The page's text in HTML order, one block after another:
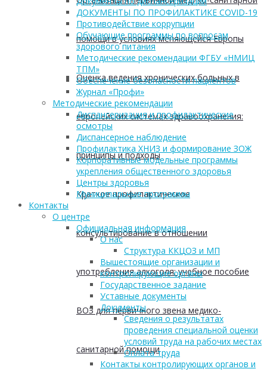
помощи в условиях меняющейся Европы
Оценка ведения хронических больных в
европейских системах здравоохранения:
принципы и подходы
Краткое профилактическое
консультирование в отношении
употребления алкоголя: учебное пособие
ВОЗ для первичного звена медико-
санитарной помощи
ДОКУМЕНТЫ ПО ПРОФИЛАКТИКЕ COVID-19
Противодействие коррупции
Обучающие программы по вопросам
здорового питания
Методические рекомендации ФГБУ «НМИЦ
ТПМ»
Обеспечение безопасности пациентов
Журнал «Профи»
Методические рекомендации
Диспансеризация и профилактические
осмотры
Диспансерное наблюдение
Профилактика ХНИЗ и формирование ЗОЖ
Корпоративные модельные программы
укрепления общественного здоровья
Центры здоровья
Муниципальные программы
Контакты
О центре
Официальная информация
О нас
Структура ККЦОЗ и МП
Вышестоящие организации и
контролирующие органы
Государственное задание
Уставные документы
Документы
Сведения о результатах
проведения специальной оценки
условий труда на рабочих местах
Оплата труда
Контакты контролирующих органов и